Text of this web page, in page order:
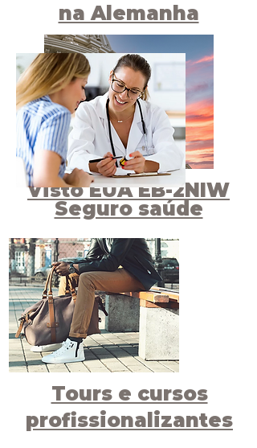
na Alemanha
Visto EUA EB-2NIW
Seguro saúde
Tours e cursos
profissionalizantes